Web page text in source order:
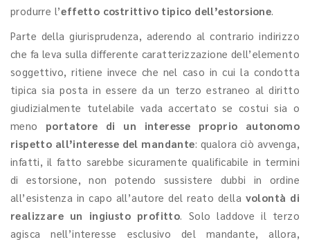
produrre l’effetto costrittivo tipico dell’estorsione.
Parte della giurisprudenza, aderendo al contrario indirizzo
che fa leva sulla differente caratterizzazione dell’elemento
soggettivo, ritiene invece che nel caso in cui la condotta
tipica sia posta in essere da un terzo estraneo al diritto
giudizialmente tutelabile vada accertato se costui sia o
meno portatore di un interesse proprio autonomo
rispetto all’interesse del mandante: qualora ciò avvenga,
infatti, il fatto sarebbe sicuramente qualificabile in termini
di estorsione, non potendo sussistere dubbi in ordine
all’esistenza in capo all’autore del reato della volontà di
realizzare un ingiusto profitto. Solo laddove il terzo
agisca nell’interesse esclusivo del mandante, allora,